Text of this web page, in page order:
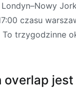
Londyn–Nowy
czasu
To trzygodzinne
overlap